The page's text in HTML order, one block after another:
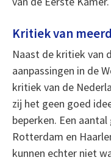
Kritiek van
Naast de kritiek van
aanpassingen in de
kritiek van de
zij het geen goed
beperken. Een
Rotterdam en
kunnen echter niet